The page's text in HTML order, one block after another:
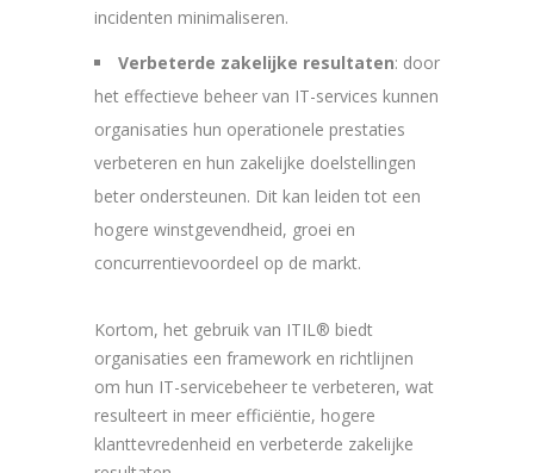
incidenten minimaliseren.
Verbeterde zakelijke resultaten: door
het effectieve beheer van IT-services kunnen
organisaties hun operationele prestaties
verbeteren en hun zakelijke doelstellingen
beter ondersteunen. Dit kan leiden tot een
hogere winstgevendheid, groei en
concurrentievoordeel op de markt.
Kortom, het gebruik van ITIL® biedt
organisaties een framework en richtlijnen
om hun IT-servicebeheer te verbeteren, wat
resulteert in meer efficiëntie, hogere
klanttevredenheid en verbeterde zakelijke